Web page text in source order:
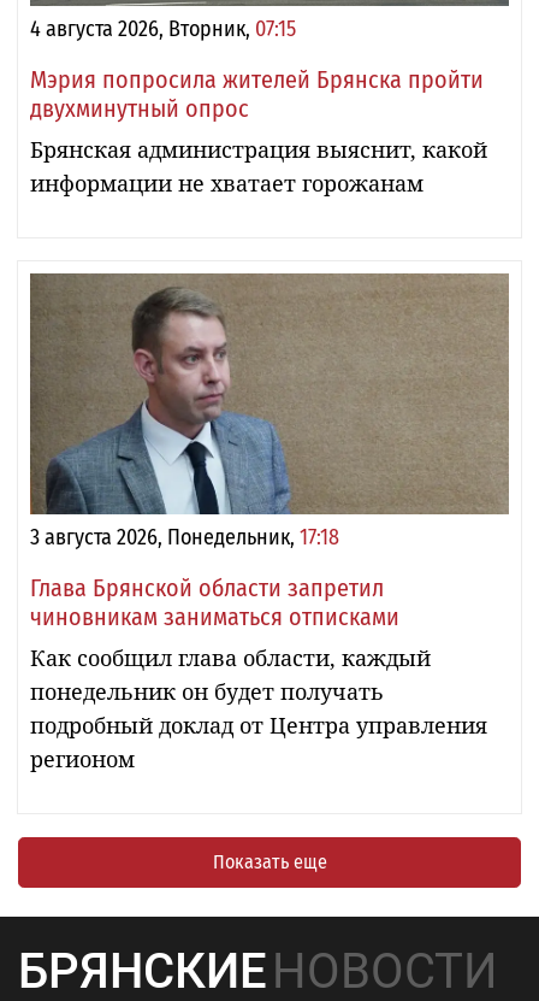
4 августа 2026, Вторник, 07:15
Мэрия попросила жителей Брянска пройти
двухминутный опрос
Брянская администрация выяснит, какой
информации не хватает горожанам
3 августа 2026, Понедельник, 17:18
Глава Брянской области запретил
чиновникам заниматься отписками
Как сообщил глава области, каждый
понедельник он будет получать
подробный доклад от Центра управления
регионом
Показать еще
БРЯНСКИЕНОВОСТИ